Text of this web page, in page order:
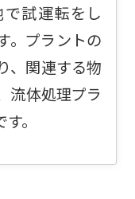
試運転をし
。プラントの
、関連する物
流体処理プラ
。